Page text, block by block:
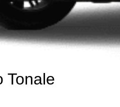
Tonale